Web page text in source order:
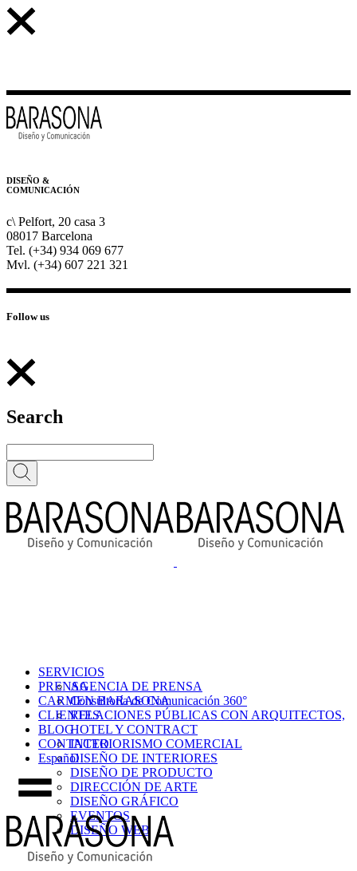
DISEÑO &
COMUNICACIÓN
c\ Pelfort, 20 casa 3
08017 Barcelona
Tel. (+34) 934 069 677
Mvl. (+34) 607 221 321
Follow us
Search
SERVICIOS
AGENCIA DE PRENSA
Consultoría de Comunicación 360°
RELACIONES PÚBLICAS CON ARQUITECTOS,
HOTEL Y CONTRACT
INTERIORISMO COMERCIAL
DISEÑO DE INTERIORES
DISEÑO DE PRODUCTO
DIRECCIÓN DE ARTE
DISEÑO GRÁFICO
EVENTOS
DISEÑO WEB
PRENSA
CARMEN BARASONA
CLIENTES
BLOG
CONTACTO
Español